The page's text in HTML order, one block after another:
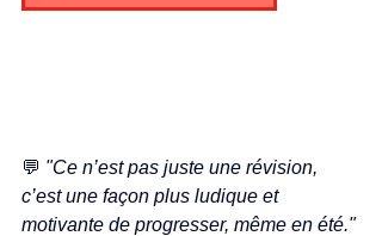
💬 "Ce n’est pas juste une révision,
c’est une façon plus ludique et
motivante de progresser, même en été."